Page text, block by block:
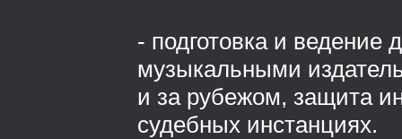
- подготовка и ведение
музыкальными
и за рубежом, защита
судебных инстанциях.